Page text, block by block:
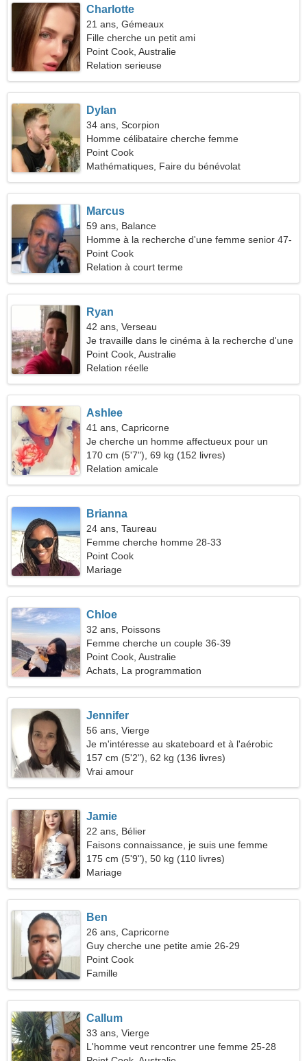
Charlotte
21 ans, Gémeaux
Fille cherche un petit ami
Point Cook, Australie
Relation serieuse
Dylan
34 ans, Scorpion
Homme célibataire cherche femme
Point Cook
Mathématiques, Faire du bénévolat
Marcus
59 ans, Balance
Homme à la recherche d'une femme senior 47-
55
Point Cook
Relation à court terme
Ryan
42 ans, Verseau
Je travaille dans le cinéma à la recherche d'une
femme gracieuse
Point Cook, Australie
Relation réelle
Ashlee
41 ans, Capricorne
Je cherche un homme affectueux pour un
voyage commun
170 cm (5'7"), 69 kg (152 livres)
Relation amicale
Brianna
24 ans, Taureau
Femme cherche homme 28-33
Point Cook
Mariage
Chloe
32 ans, Poissons
Femme cherche un couple 36-39
Point Cook, Australie
Achats, La programmation
Jennifer
56 ans, Vierge
Je m'intéresse au skateboard et à l'aérobic
157 cm (5'2"), 62 kg (136 livres)
Vrai amour
Jamie
22 ans, Bélier
Faisons connaissance, je suis une femme
charmante
175 cm (5'9"), 50 kg (110 livres)
Mariage
Ben
26 ans, Capricorne
Guy cherche une petite amie 26-29
Point Cook
Famille
Callum
33 ans, Vierge
L'homme veut rencontrer une femme 25-28